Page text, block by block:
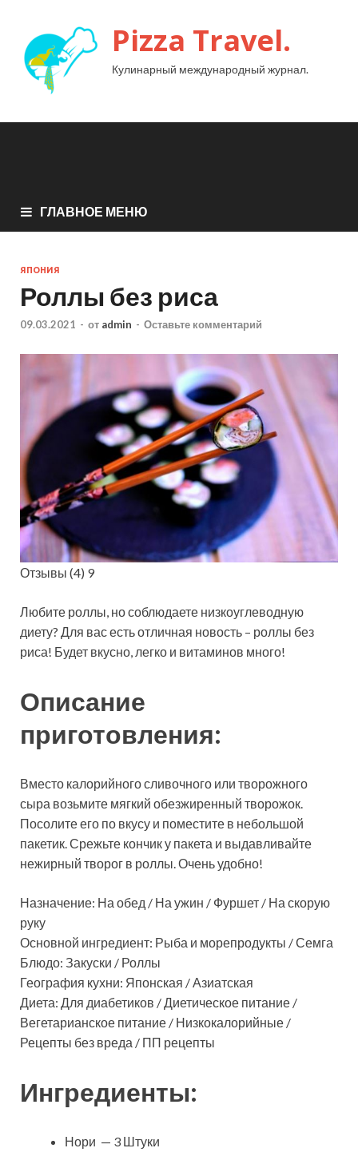
Pizza Travel.
Кулинарный международный журнал.
ГЛАВНОЕ МЕНЮ
ЯПОНИЯ
Роллы без риса
09.03.2021 - от admin - Оставьте комментарий
Отзывы (4) 9
Любите роллы, но соблюдаете низкоуглеводную
диету? Для вас есть отличная новость – роллы без
риса! Будет вкусно, легко и витаминов много!
Описание
приготовления:
Вместо калорийного сливочного или творожного
сыра возьмите мягкий обезжиренный творожок.
Посолите его по вкусу и поместите в небольшой
пакетик. Срежьте кончик у пакета и выдавливайте
нежирный творог в роллы. Очень удобно!
Назначение: На обед / На ужин / Фуршет / На скорую
руку
Основной ингредиент: Рыба и морепродукты / Семга
Блюдо: Закуски / Роллы
География кухни: Японская / Азиатская
Диета: Для диабетиков / Диетическое питание /
Вегетарианское питание / Низкокалорийные /
Рецепты без вреда / ПП рецепты
Ингредиенты:
Нори — 3 Штуки